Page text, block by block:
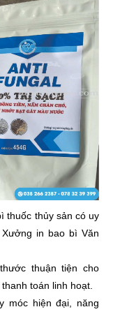
thuốc thủy sản có uy
in bao bì Văn
thuận tiện cho
toán linh hoạt.
móc hiện đại, năng